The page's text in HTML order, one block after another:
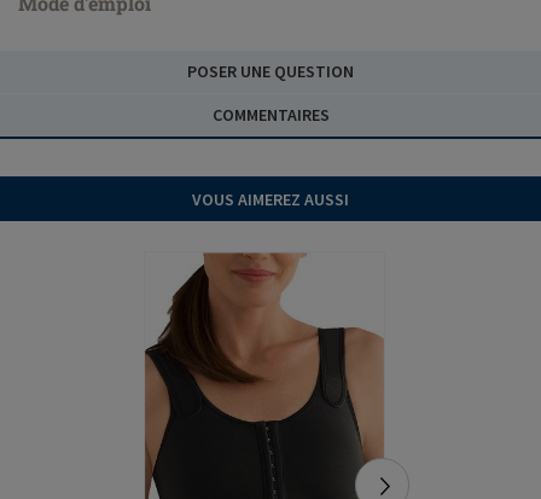
POSER UNE QUESTION
COMMENTAIRES
VOUS AIMEREZ AUSSI